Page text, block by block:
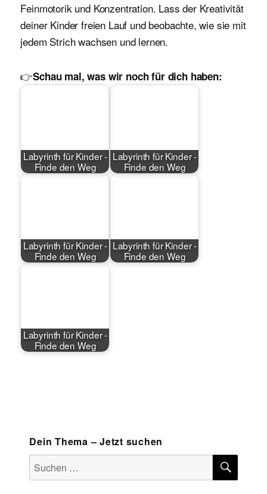
Feinmotorik und Konzentration. Lass der Kreativität
deiner Kinder freien Lauf und beobachte, wie sie mit
jedem Strich wachsen und lernen.
👉Schau mal, was wir noch für dich haben:
Labyrinth für Kinder -
Finde den Weg
Labyrinth für Kinder -
Finde den Weg
Labyrinth für Kinder -
Finde den Weg
Labyrinth für Kinder -
Finde den Weg
Labyrinth für Kinder -
Finde den Weg
Dein Thema – Jetzt suchen
Suchen
nach: